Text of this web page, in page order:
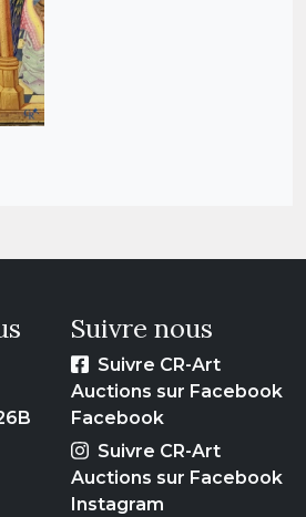
Suivre nous
Suivre CR-Art
Auctions sur Facebook
Facebook
Suivre CR-Art
Auctions sur Facebook
Instagram